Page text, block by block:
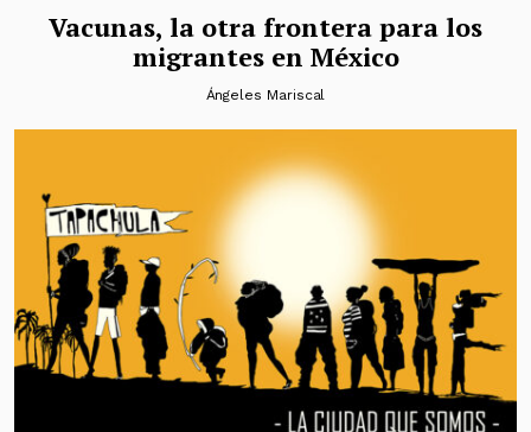
Vacunas, la otra frontera para los
migrantes en México
Ángeles Mariscal